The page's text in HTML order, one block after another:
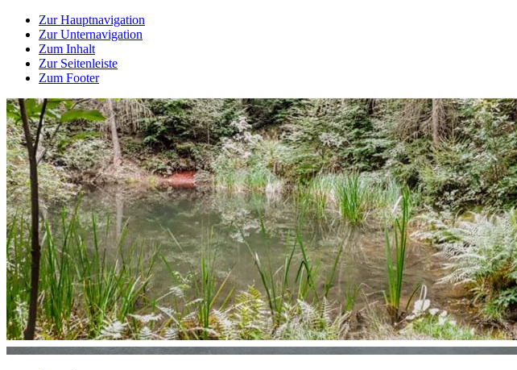
Zur Hauptnavigation
Zur Unternavigation
Zum Inhalt
Zur Seitenleiste
Zum Footer